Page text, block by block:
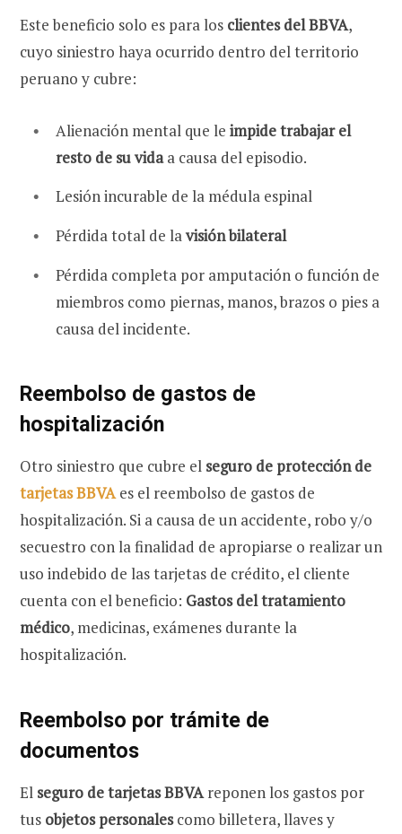
Este beneficio solo es para los clientes del BBVA,
cuyo siniestro haya ocurrido dentro del territorio
peruano y cubre:
Alienación mental que le impide trabajar el
resto de su vidaa causa del episodio.
Lesión incurable de la médula espinal
Pérdida total de lavisión bilateral
Pérdida completa por amputación o función de
miembros como piernas, manos, brazos o pies a
causa del incidente.
Reembolso de gastos de
hospitalización
Otro siniestro que cubre el seguro de protección de
tarjetas BBVAes el reembolso de gastos de
hospitalización. Si a causa de un accidente, robo y/o
secuestro con la finalidad de apropiarse o realizar un
uso indebido de las tarjetas de crédito, el cliente
cuenta con el beneficio: Gastos del tratamiento
médico, medicinas, exámenes durante la
hospitalización.
Reembolso por trámite de
documentos
El seguro de tarjetas BBVA reponen los gastos por
tus objetos personalescomo billetera, llaves y